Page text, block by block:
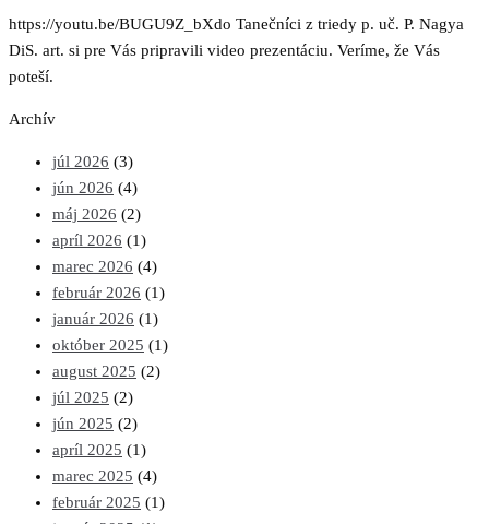
https://youtu.be/BUGU9Z_bXdo Tanečníci z triedy p. uč. P. Nagya
DiS. art. si pre Vás pripravili video prezentáciu. Veríme, že Vás
poteší.
Archív
júl 2026 (3)
jún 2026 (4)
máj 2026 (2)
apríl 2026 (1)
marec 2026 (4)
február 2026 (1)
január 2026 (1)
október 2025 (1)
august 2025 (2)
júl 2025 (2)
jún 2025 (2)
apríl 2025 (1)
marec 2025 (4)
február 2025 (1)